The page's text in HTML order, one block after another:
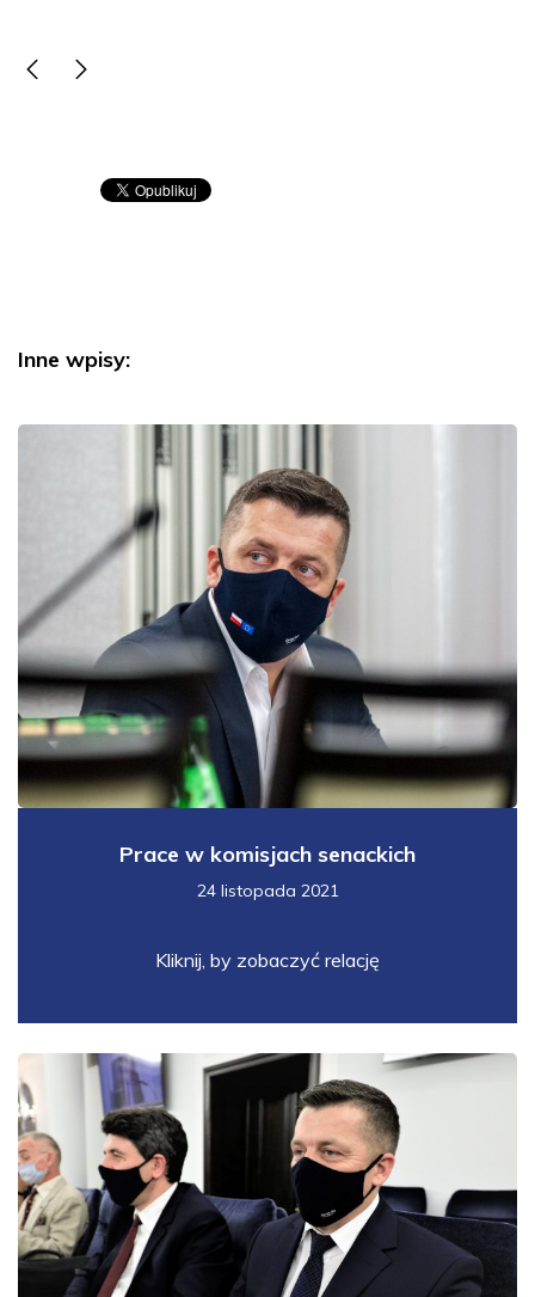
Inne wpisy:
Prace w komisjach senackich
24 listopada 2021
Kliknij, by zobaczyć relację